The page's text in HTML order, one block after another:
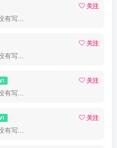
关注
有写...
关注
有写...
关注
有写...
关注
有写...